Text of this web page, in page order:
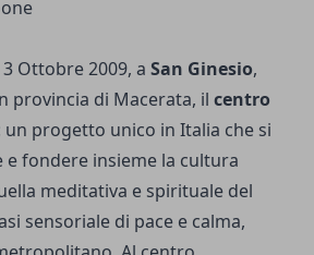
Ottobre 2009, a San Ginesio,
provincia di Macerata, il centro
un progetto unico in Italia che si
fondere insieme la cultura
meditativa e spirituale del
sensoriale di pace e calma,